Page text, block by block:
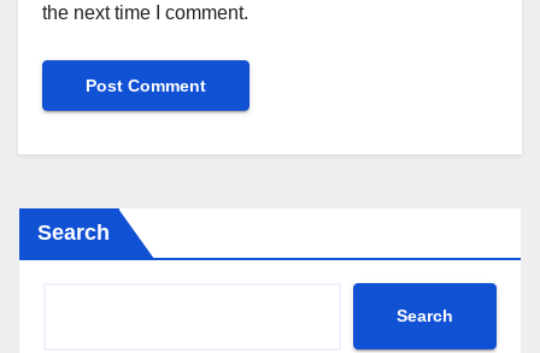
the next time I comment.
Search
Search